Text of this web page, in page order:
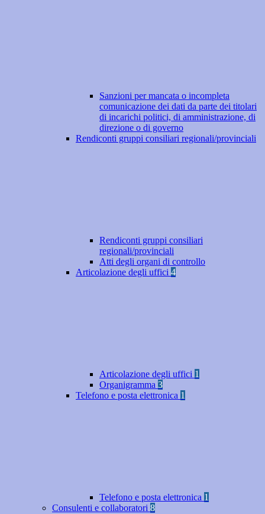
Sanzioni per mancata o incompleta
comunicazione dei dati da parte dei titolari
di incarichi politici, di amministrazione, di
direzione o di governo
Rendiconti gruppi consiliari regionali/provinciali
Rendiconti gruppi consiliari
regionali/provinciali
Atti degli organi di controllo
Articolazione degli uffici 4
Articolazione degli uffici 1
Organigramma 3
Telefono e posta elettronica 1
Telefono e posta elettronica 1
Consulenti e collaboratori 8